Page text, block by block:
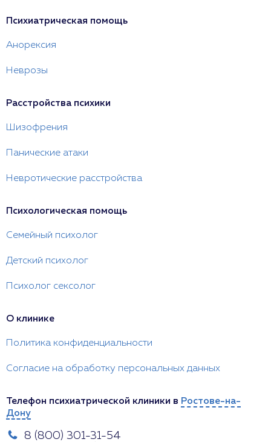
Психиатрическая помощь
Анорексия
Неврозы
Расстройства психики
Шизофрения
Панические атаки
Невротические расстройства
Психологическая помощь
Семейный психолог
Детский психолог
Психолог сексолог
О клинике
Политика конфиденциальности
Согласие на обработку персональных данных
Телефон психиатрической клиники в Ростове-на-
Дону
8 (800) 301-31-54